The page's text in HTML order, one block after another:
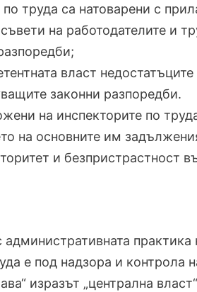
труда са натоварени с
на работодателите и
власт
законни разпоредби.
на инспекторите по
на основните им
и безпристрастност
практика
е под надзора и контрола
изразът „централна